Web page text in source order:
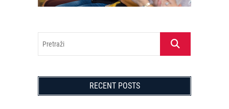
Pretraži
RECENT POSTS